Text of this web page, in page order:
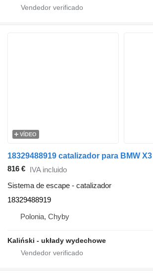
VÍDEO
816 € IVA incluido
Sistema de escape - catalizador
18329488919
Polonia, Chyby
Kaliński - układy wydechowe